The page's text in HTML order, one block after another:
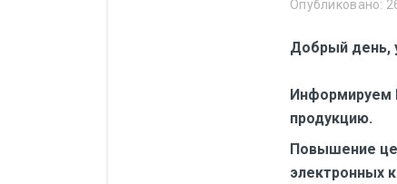
Сумматоры электроэнергии
Опубликовано:
Добрый день,
Информируем
продукцию.
Повышение
электронных